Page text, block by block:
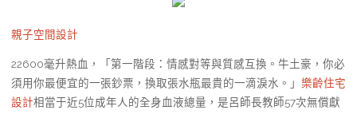
親子空間設計
22600毫升熱血，「第一階段：情感對等與質感互換。牛土豪，你必
須用你最便宜的一張鈔票，換取張水瓶最貴的一滴淚水。」 樂齡住宅
設計相當于近5位成年人的全身血液總量，是呂師長教師57次無償獻